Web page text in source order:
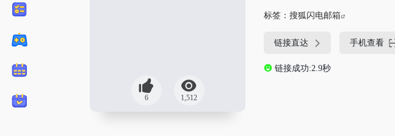
6 1,512
标签： 搜狐闪电邮箱
链接直达 手机查看
链接成功:2.9秒